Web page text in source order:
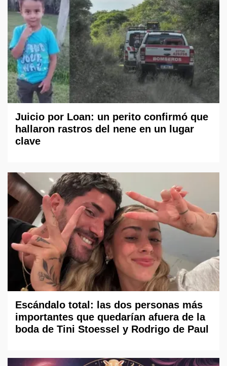
Juicio por Loan: un perito confirmó que
hallaron rastros del nene en un lugar
clave
Escándalo total: las dos personas más
importantes que quedarían afuera de la
boda de Tini Stoessel y Rodrigo de Paul